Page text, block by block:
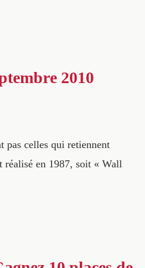
2010
pas celles qui retiennent
réalisé en 1987, soit « Wall